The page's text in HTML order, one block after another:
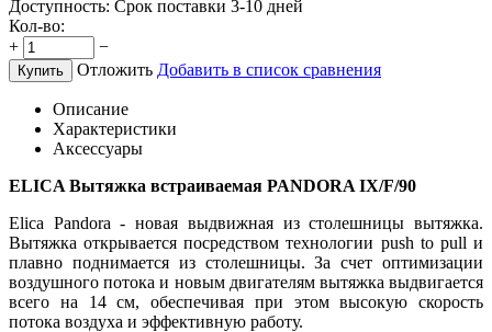
Доступность: Срок поставки 3-10 дней
Кол-во:
+
−
Купить Отложить Добавить в список сравнения
Описание
Характеристики
Аксессуары
ELICA Вытяжка встраиваемая PANDORA IX/F/90
Elica Pandora - новая выдвижная из столешницы вытяжка.
Вытяжка открывается посредством технологии push to pull и
плавно поднимается из столешницы. За счет оптимизации
воздушного потока и новым двигателям вытяжка выдвигается
всего на 14 см, обеспечивая при этом высокую скорость
потока воздуха и эффективную работу.